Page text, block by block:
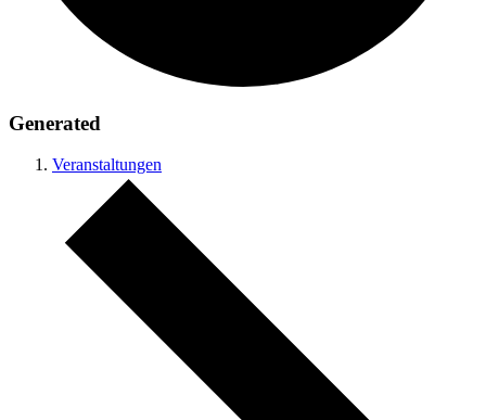
Generated
Veranstaltungen